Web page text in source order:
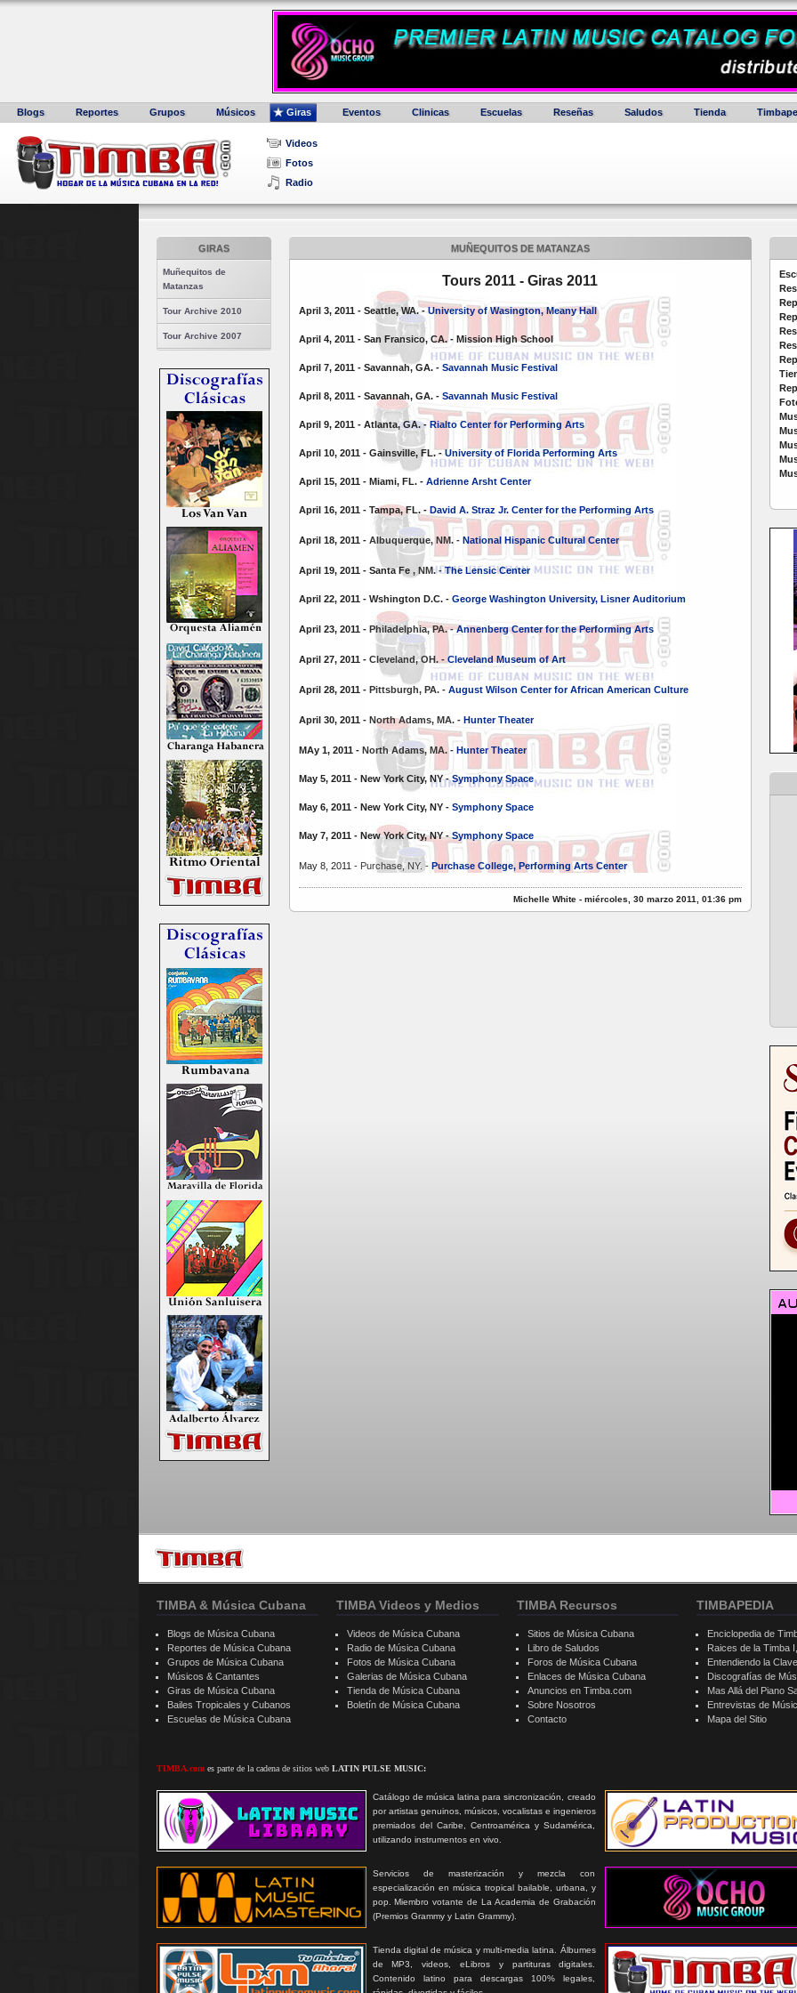
Blogs Reportes Grupos Músicos Giras Eventos Clinicas Escuelas Reseñas Saludos Tienda
Videos
Fotos
Radio
GIRAS
Muñequitos de
Matanzas
Tour Archive 2010
Tour Archive 2007
MUÑEQUITOS DE MATANZAS
Tours 2011 - Giras 2011
April 3, 2011 - Seattle, WA. -University of Wasington, Meany Hall
April 4, 2011 - San Fransico, CA. - Mission High School
April 7, 2011 - Savannah, GA. - Savannah Music Festival
April 8, 2011 - Savannah, GA. - Savannah Music Festival
April 9, 2011 - Atlanta, GA. - Rialto Center for Performing Arts
April 10, 2011 - Gainsville, FL. -University of Florida Performing Arts
April 15, 2011 - Miami, FL. - Adrienne Arsht Center
April 16, 2011 - Tampa, FL. - David A. Straz Jr. Center for the Performing Arts
April 18, 2011 - Albuquerque, NM. - National Hispanic Cultural Center
April 19, 2011 - Santa Fe , NM. -The Lensic Center
April 22, 2011 - Wshington D.C. - George Washington University, Lisner Auditorium
April 23, 2011 - Philadelphia, PA. -Annenberg Center for the Performing Arts
April 27, 2011 - Cleveland, OH. - Cleveland Museum of Art
April 28, 2011 - Pittsburgh, PA. - August Wilson Center for African American Culture
April 30, 2011 - North Adams, MA. - Hunter Theater
MAy 1, 2011 - North Adams, MA. - Hunter Theater
May 5, 2011 - New York City, NY -Symphony Space
May 6, 2011 - New York City, NY - Symphony Space
May 7, 2011 - New York City, NY -Symphony Space
May 8, 2011 - Purchase, NY. - Purchase College, Performing Arts Center
Michelle White - miércoles, 30 marzo 2011, 01:36 pm
TIMBA & Música Cubana
Blogs de Música Cubana
Reportes de Música Cubana
Grupos de Música Cubana
Músicos & Cantantes
Giras de Música Cubana
Bailes Tropicales y Cubanos
Escuelas de Música Cubana
TIMBA.comes parte de la cadena de sitios web LATIN PULSE MUSIC:
Catálogo de música latina para sincronización, creado
por artistas genuinos, músicos, vocalistas e ingenieros
premiados del Caribe, Centroamérica y Sudamérica,
utilizando instrumentos en vivo.
Servicios de masterización y mezcla con
especialización en música tropical bailable, urbana, y
pop. Miembro votante de La Academia de Grabación
(Premios Grammy y Latin Grammy).
Tienda digital de música y multi-media latina. Álbumes
de MP3, videos, eLibros y partituras digitales.
Contenido latino para descargas 100% legales,
TIMBA Videos y Medios
Videos de Música Cubana
Radio de Música Cubana
Fotos de Música Cubana
Galerias de Música Cubana
Tienda de Música Cubana
Boletín de Música Cubana
TIMBA Recursos
Sitios de Música Cubana
Libro de Saludos
Foros de Música Cubana
Enlaces de Música Cubana
Anuncios en Timba.com
Sobre Nosotros
Contacto
TIMBAPEDIA
Enciclopedia de
Raices de la Timba
Entendiendo la
Discografías de
Mas Allá del Piano
Entrevistas de
Mapa del Sitio